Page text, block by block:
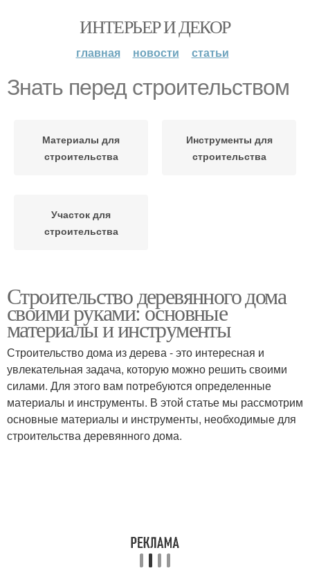
ИНТЕРЬЕР И ДЕКОР
главная новости статьи
Знать перед строительством
Материалы для
строительства
Инструменты для
строительства
Участок для
строительства
Строительство деревянного дома
своими руками: основные
материалы и инструменты
Строительство дома из дерева - это интересная и
увлекательная задача, которую можно решить своими
силами. Для этого вам потребуются определенные
материалы и инструменты. В этой статье мы рассмотрим
основные материалы и инструменты, необходимые для
строительства деревянного дома.